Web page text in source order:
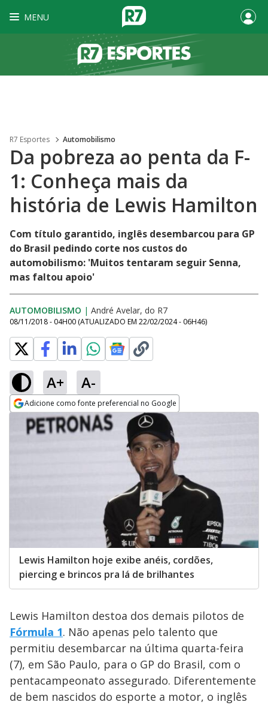
MENU
R7 Esportes Automobilismo
Da pobreza ao penta da F-
1: Conheça mais da
história de Lewis Hamilton
Com título garantido, inglês desembarcou para GP
do Brasil pedindo corte nos custos do
automobilismo: 'Muitos tentaram seguir Senna,
mas faltou apoio'
AUTOMOBILISMO | André Avelar, do R7
08/11/2018 - 04H00 (ATUALIZADO EM 22/02/2024 - 06H46)
A+ A-
Adicione como fonte preferencial no Google
Opens in new window
Lewis Hamilton hoje exibe anéis, cordões,
piercing e brincos pra lá de brilhantes
Lewis Hamilton destoa dos demais pilotos de
Fórmula 1. Não apenas pelo talento que
permitiu desembarcar na última quarta-feira
(7), em São Paulo, para o GP do Brasil, com o
pentacampeonato assegurado. Diferentemente
de bem nascidos do esporte a motor, o inglês